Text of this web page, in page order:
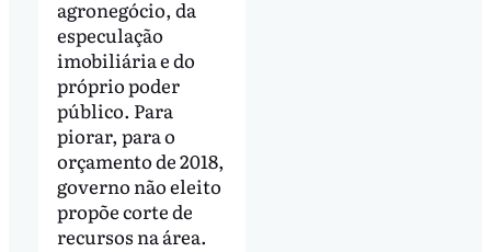
agronegócio, da
especulação
imobiliária e do
próprio poder
público. Para
piorar, para o
orçamento de 2018,
governo não eleito
propõe corte de
recursos na área.